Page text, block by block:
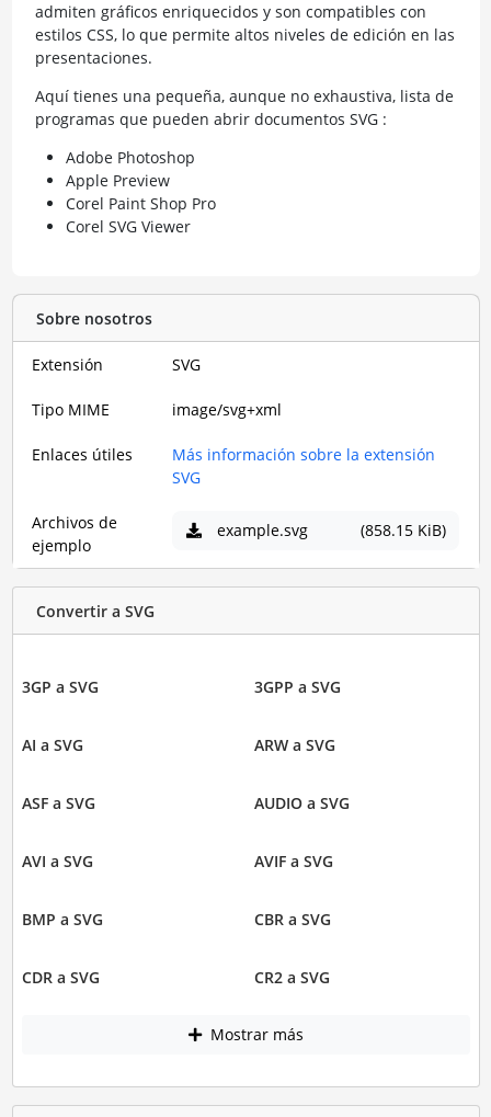
admiten gráficos enriquecidos y son compatibles con
estilos CSS, lo que permite altos niveles de edición en las
presentaciones.
Aquí tienes una pequeña, aunque no exhaustiva, lista de
programas que pueden abrir documentos SVG :
Adobe Photoshop
Apple Preview
Corel Paint Shop Pro
Corel SVG Viewer
Sobre nosotros
Extensión SVG
Tipo MIME image/svg+xml
Enlaces útiles
Más información sobre la extensión
SVG
Archivos de
ejemplo
example.svg (858.15 KiB)
Convertir a SVG
3GP a SVG 3GPP a SVG
AI a SVG ARW a SVG
ASF a SVG AUDIO a SVG
AVI a SVG AVIF a SVG
BMP a SVG CBR a SVG
CDR a SVG CR2 a SVG
Mostrar más